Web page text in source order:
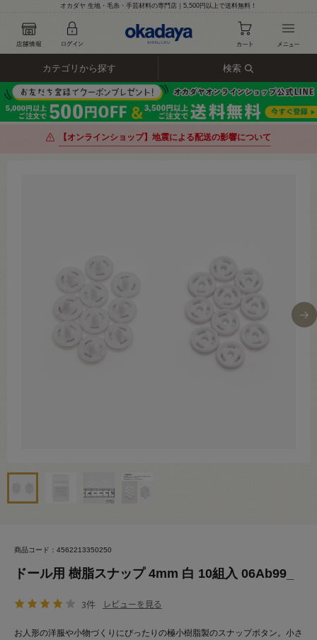
オカダヤ 生地・毛糸・手芸材料の専門店｜5,500円以上で送料無料！
カテゴリから探す 検索
【オンラインショップ】地震による配送の影響について
商品コード：4562213350250
ドール用 樹脂スナップ 4mm 白 10組入 06Ab99_
3件 レビューを見る
お人形の洋服や小物づくりにぴったりの極小樹脂製のスナップボタン。小さ